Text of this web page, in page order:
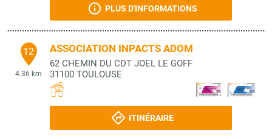
PLUS D'INFORMATIONS
12
4.36 km
ASSOCIATION INPACTS ADOM
62 CHEMIN DU CDT JOEL LE GOFF
31100 TOULOUSE
ITINÉRAIRE